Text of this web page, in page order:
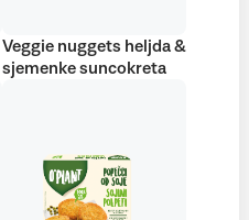
Veggie nuggets heljda &
sjemenke suncokreta